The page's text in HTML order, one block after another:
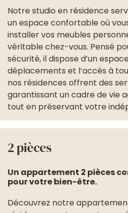
Notre studio en résidence
un espace confortable où
installer vos meubles
véritable chez-vous. Pensé
sécurité, il dispose d’un
déplacements et l’accès à
nos résidences offrent des
garantissant un cadre de vie
tout en préservant votre
2 pièces
Un appartement 2 pièces
pour votre bien-être.
Découvrez notre